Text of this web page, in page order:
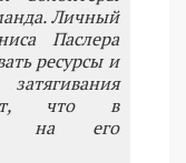
Личный
Паслера
ресурсы и
что в
на его